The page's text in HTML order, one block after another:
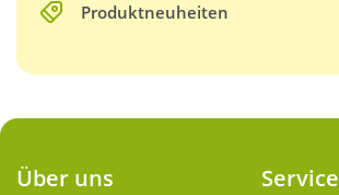
Produktneuheiten
Über uns Service